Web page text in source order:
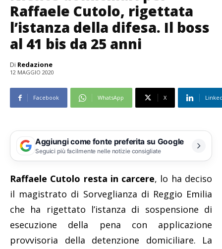
Raffaele Cutolo, rigettata
l’istanza della difesa. Il boss
al 41 bis da 25 anni
Di Redazione
12 MAGGIO 2020
Facebook WhatsApp X
Aggiungi come fonte preferita su Google
Seguici più facilmente nelle notizie consigliate
Raffaele Cutolo resta in carcere, lo ha deciso
il magistrato di Sorveglianza di Reggio Emilia
che ha rigettato l’istanza di sospensione di
esecuzione della pena con applicazione
provvisoria della detenzione domiciliare. La